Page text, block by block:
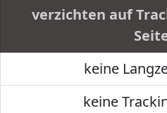
verzichten auf
keine
keine